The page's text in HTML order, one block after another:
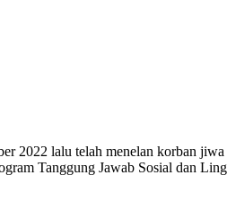
2022 lalu telah menelan korban
Tanggung Jawab Sosial dan